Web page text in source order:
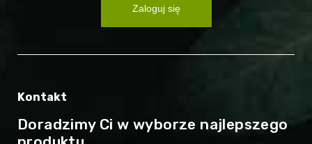
Zaloguj się
Kontakt
Doradzimy Ci w wyborze najlepszego